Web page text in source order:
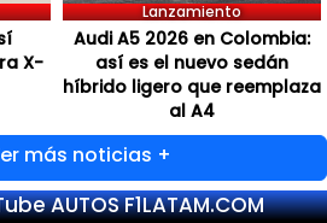
X-
Lanzamiento
Audi A5 2026 en Colombia:
así es el nuevo sedán
híbrido ligero que reemplaza
al A4
más noticias +
AUTOS F1LATAM.COM